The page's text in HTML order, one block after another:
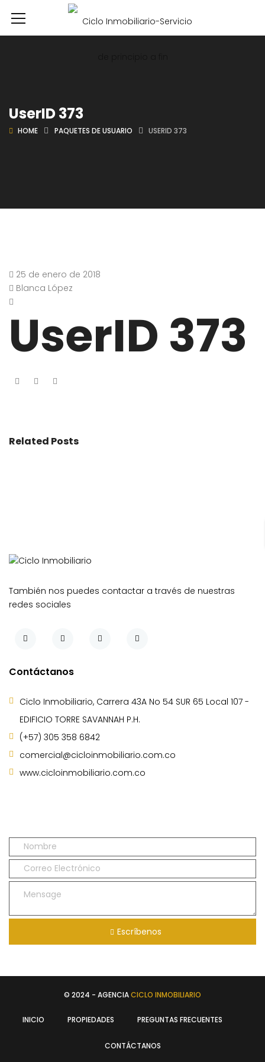
UserID 373
HOME PAQUETES DE USUARIO USERID 373
25 de enero de 2018
Blanca López
UserID 373
Related Posts
También nos puedes contactar a través de nuestras
redes sociales
Contáctanos
Ciclo Inmobiliario, Carrera 43A No 54 SUR 65 Local 107 -
EDIFICIO TORRE SAVANNAH P.H.
(+57) 305 358 6842
comercial@cicloinmobiliario.com.co
www.cicloinmobiliario.com.co
Escríbenos
© 2024 - AGENCIACICLO INMOBILIARIO
INICIO PROPIEDADES PREGUNTAS FRECUENTES
CONTÁCTANOS